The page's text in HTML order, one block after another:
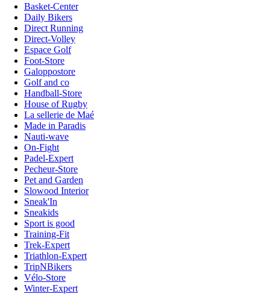
Basket-Center
Daily Bikers
Direct Running
Direct-Volley
Espace Golf
Foot-Store
Galoppostore
Golf and co
Handball-Store
House of Rugby
La sellerie de Maé
Made in Paradis
Nauti-wave
On-Fight
Padel-Expert
Pecheur-Store
Pet and Garden
Slowood Interior
Sneak'In
Sneakids
Sport is good
Training-Fit
Trek-Expert
Triathlon-Expert
TripNBikers
Vélo-Store
Winter-Expert